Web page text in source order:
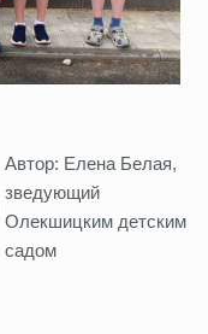
Автор: Елена Белая,
зведующий
Олекшицким детским
садом